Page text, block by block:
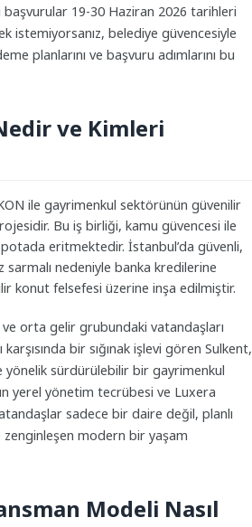
başvurular 19-30 Haziran 2026 tarihleri
istemiyorsanız, belediye güvencesiyle
planlarını ve başvuru adımlarını bu
ve Kimleri
ile gayrimenkul sektörünün güvenilir
Bu iş birliği, kamu güvencesi ile
eritmektedir. İstanbul’da güvenli,
nedeniyle banka kredilerine
konut felsefesi üzerine inşa edilmiştir.
orta gelir grubundaki vatandaşları
bir sığınak işlevi gören Sulkent,
yönelik sürdürülebilir bir gayrimenkul
yerel yönetim tecrübesi ve Luxera
sadece bir daire değil, planlı
zenginleşen modern bir yaşam
Modeli Nasıl